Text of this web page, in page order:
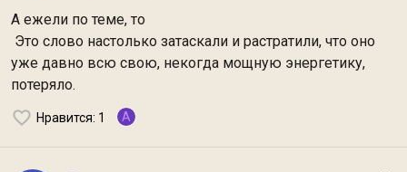
А ежели по теме, то
Это слово настолько затаскали и растратили, что оно
уже давно всю свою, некогда мощную энергетику,
потеряло.
Нравится: 1 A